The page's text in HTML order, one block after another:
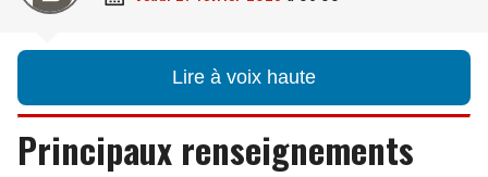
Lire à voix haute
Principaux renseignements